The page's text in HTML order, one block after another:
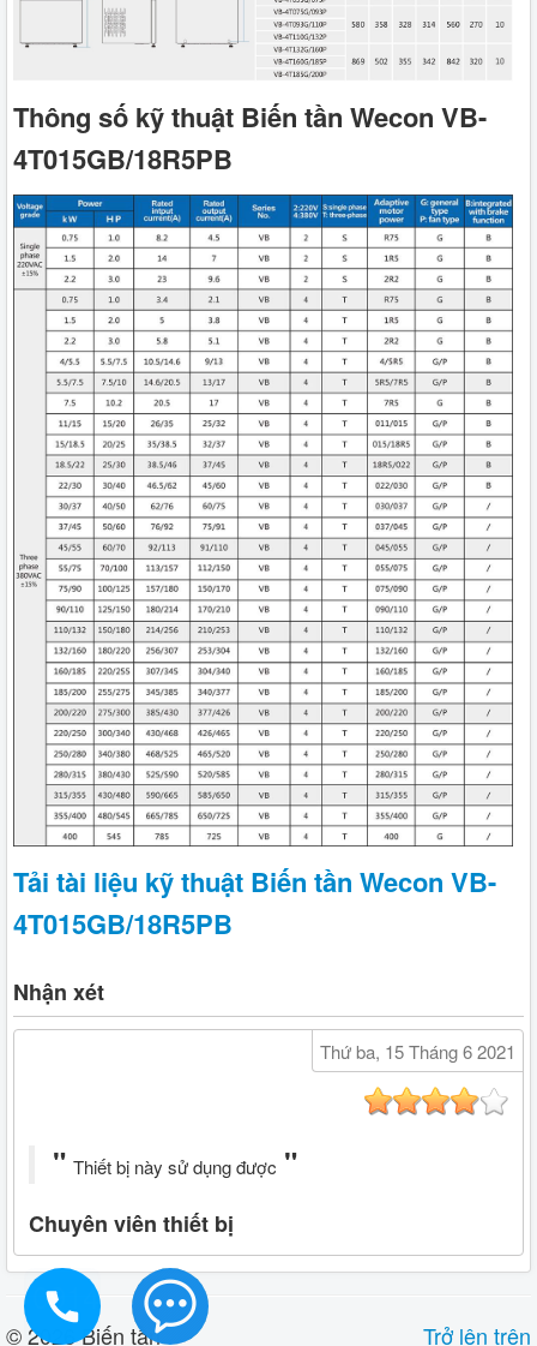
Thông số kỹ thuật Biến tần Wecon VB-
4T015GB/18R5PB
Tải tài liệu kỹ thuật Biến tần Wecon VB-
4T015GB/18R5PB
Nhận xét
Thứ ba, 15 Tháng 6 2021
Thiết bị này sử dụng được
Chuyên viên thiết bị
0914919933
Trở lên trên
© 2026 Biến tần